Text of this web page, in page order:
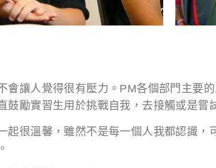
會讓人覺得很有壓力。PM各個部門主要
鼓勵實習生用於挑戰自我，去接觸或是嘗
起很溫馨，雖然不是每一個人我都認識